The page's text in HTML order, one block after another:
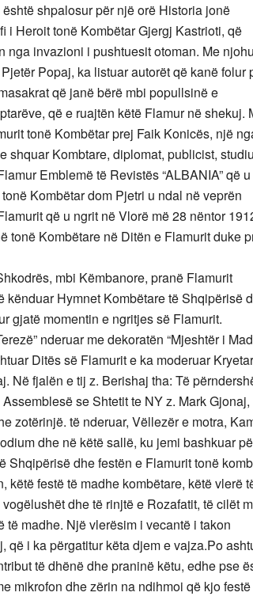
shpalosur për një orë Historia jonë
i Heroit tonë Kombëtar Gjergj Kastrioti, që
invazioni i pushtuesit otoman. Me
Popaj, ka listuar autorët që kanë folur
që janë bërë mbi popullsinë e
që e ruajtën këtë Flamur në shekuj.
tonë Kombëtar prej Faik Konicës, një
shquar Kombtare, diplomat, publicist,
Emblemë të Revistës “ALBANIA” që u
Kombëtar dom Pjetri u ndal në veprën
që u ngrit në Vlorë më 28 nëntor
tonë Kombëtare në Ditën e Flamurit duke
mbi Këmbanore, pranë Flamurit
Hymnet Kombëtare të Shqipërisë
gjatë momentin e ngritjes së Flamurit.
nderuar me dekoratën “Mjeshtër i
Ditës së Flamurit e ka moderuar
Në fjalën e tij z. Berishaj tha: Të
se Shtetit te NY z. Mark Gjonaj,
zotërinjë. të nderuar, Vëllezër e motra,
dhe në këtë sallë, ku jemi bashkuar
dhe festën e Flamurit tonë
këtë festë të madhe kombëtare, këtë vlerë
dhe të rinjtë e Rozafatit, të cilët
të madhe. Një vlerësim i vecantë i takon
i ka përgatitur këta djem e vajza.Po
të dhënë dhe praninë këtu, edhe pse
mikrofon dhe zërin na ndihmoi që kjo